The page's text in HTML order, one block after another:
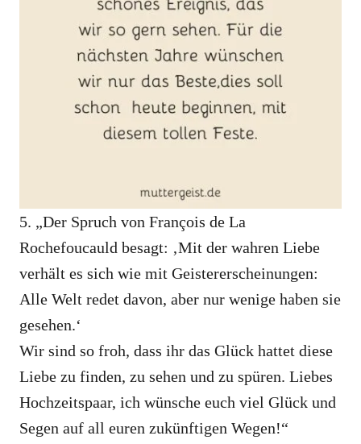
5. „Der Spruch von François de La
Rochefoucauld besagt: ‚Mit der wahren Liebe
verhält es sich wie mit Geistererscheinungen:
Alle Welt redet davon, aber nur wenige haben sie
gesehen.‘
Wir sind so froh, dass ihr das Glück hattet diese
Liebe zu finden, zu sehen und zu spüren. Liebes
Hochzeitspaar, ich wünsche euch viel Glück und
Segen auf all euren zukünftigen Wegen!“